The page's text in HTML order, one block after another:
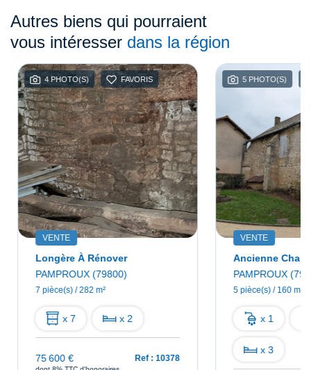
Autres biens qui pourraient
vous intéresser dans la région
4 PHOTO(S) FAVORIS
VENTE
Longère À Rénover
PAMPROUX (79800)
7 pièce(s) / 282 m²
x 7 x 2
75 600 € Ref : 10378
5 PHOTO(S)
VENTE
PAMPROUX
5 pièce(s) / 160 m²
x 1
x 3